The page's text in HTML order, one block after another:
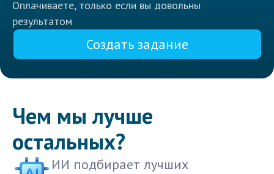
Оплачиваете, только если вы довольны
результатом
Создать задание
Чем мы лучше
остальных?
ИИ подбирает лучших